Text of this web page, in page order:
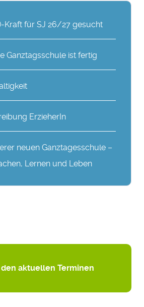
Kraft für SJ 26/27 gesucht
Ganztagsschule ist fertig
ErzieherIn
neuen Ganztagesschule –
Lernen und Leben
aktuellen Terminen